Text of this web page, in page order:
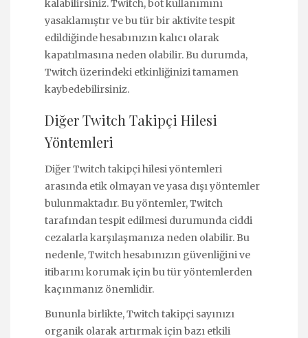
kalabilirsiniz. Twitch, bot kullanımını
yasaklamıştır ve bu tür bir aktivite tespit
edildiğinde hesabınızın kalıcı olarak
kapatılmasına neden olabilir. Bu durumda,
Twitch üzerindeki etkinliğinizi tamamen
kaybedebilirsiniz.
Diğer Twitch Takipçi Hilesi
Yöntemleri
Diğer Twitch takipçi hilesi yöntemleri
arasında etik olmayan ve yasa dışı yöntemler
bulunmaktadır. Bu yöntemler, Twitch
tarafından tespit edilmesi durumunda ciddi
cezalarla karşılaşmanıza neden olabilir. Bu
nedenle, Twitch hesabınızın güvenliğini ve
itibarını korumak için bu tür yöntemlerden
kaçınmanız önemlidir.
Bununla birlikte, Twitch takipçi sayınızı
organik olarak artırmak için bazı etkili